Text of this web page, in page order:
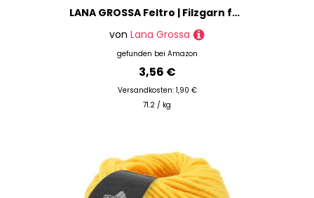
LANA GROSSA Feltro | Filzgarn für Kreativhandwerk, vielseitig, hochwertige Wolle zum Nass- und Trockenfilzen | Handstrickgarn aus 100% Schurwolle | 50g Wolle zum Stricken & Häkeln | 50m FB 40
von Lana Grossa
gefunden bei Amazon
3,56 €
Versandkosten: 1,90 €
71.2 / kg